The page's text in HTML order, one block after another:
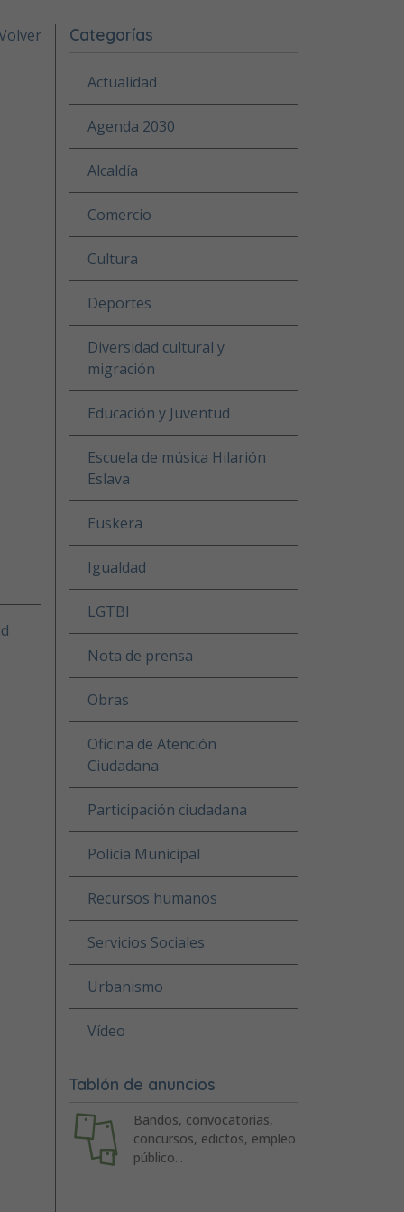
Categorías
Actualidad
Agenda 2030
Alcaldía
Comercio
Cultura
Deportes
Diversidad cultural y
migración
Educación y Juventud
Escuela de música Hilarión
Eslava
Euskera
Igualdad
LGTBI
Nota de prensa
Obras
Oficina de Atención
Ciudadana
Participación ciudadana
Policía Municipal
Recursos humanos
Servicios Sociales
Urbanismo
Vídeo
Tablón de anuncios
Bandos, convocatorias,
concursos, edictos, empleo
público...